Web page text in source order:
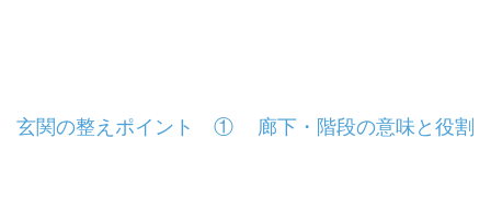
投
玄関の整えポイント ① 廊下・階段の意味と役割